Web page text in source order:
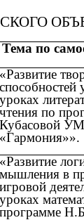
Тема по
«Развитие
способностей
уроках
чтения по
Кубасовой
«Гармония»».
«Развитие
мышления в
игровой
уроках
программе